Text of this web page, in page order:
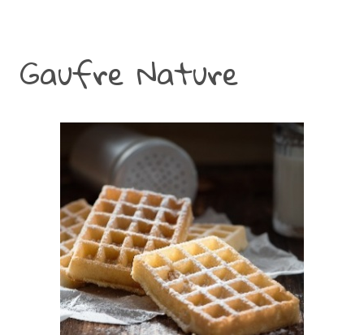
Gaufre Nature